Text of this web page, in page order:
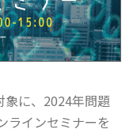
象に、2024年問題
ラインセミナーを